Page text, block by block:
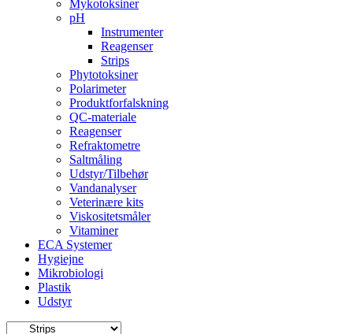
Mykotoksiner
pH
Instrumenter
Reagenser
Strips
Phytotoksiner
Polarimeter
Produktforfalskning
QC-materiale
Reagenser
Refraktometre
Saltmåling
Udstyr/Tilbehør
Vandanalyser
Veterinære kits
Viskositetsmåler
Vitaminer
ECA Systemer
Hygiejne
Mikrobiologi
Plastik
Udstyr